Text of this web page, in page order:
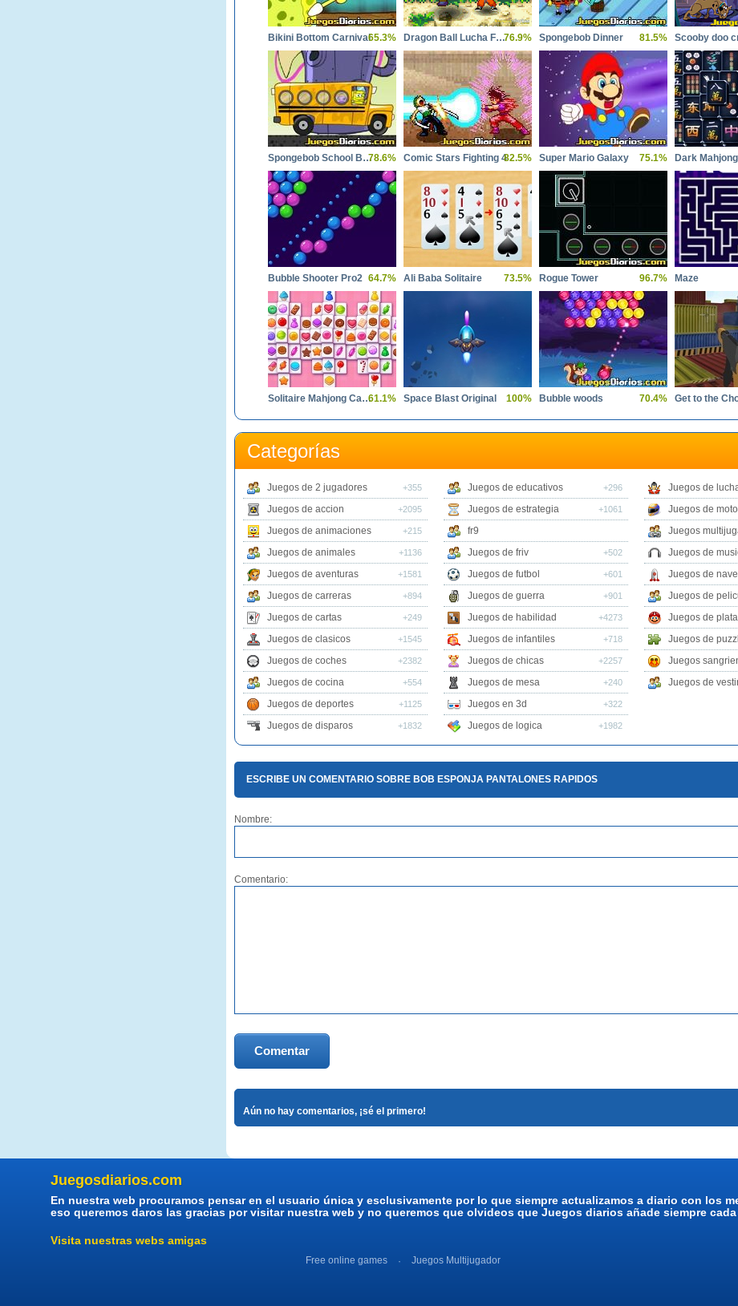
Bikini Bottom Carnival65.3% Dragon Ball Lucha Feroz 276.9% Spongebob Dinner 81.5%
Spongebob School Bus78.6% Comic Stars Fighting 482.5% Super Mario Galaxy 75.1% Dark
Bubble Shooter Pro2 64.7% Ali Baba Solitaire 73.5% Rogue Tower 96.7% Maze
Solitaire Mahjong Candy61.1% Space Blast Original 100% Bubble woods 70.4% Get to the
Categorías
Juegos de 2 jugadores +355
Juegos de accion +2095
Juegos de animaciones +215
Juegos de animales +1136
Juegos de aventuras +1581
Juegos de carreras +894
Juegos de cartas +249
Juegos de clasicos +1545
Juegos de coches +2382
Juegos de cocina +554
Juegos de deportes +1125
Juegos de disparos +1832
Juegos de educativos +296
Juegos de estrategia +1061
fr9
Juegos de friv
+502
Juegos de futbol +601
Juegos de guerra +901
Juegos de habilidad +4273
Juegos de infantiles +718
Juegos de chicas +2257
Juegos de mesa +240
Juegos en 3d +322
Juegos de logica +1982
Juegos de
Juegos de
Juegos
Juegos de
Juegos de
Juegos de
Juegos de
Juegos de
Juegos
Juegos de
ESCRIBE UN COMENTARIO SOBRE BOB ESPONJA PANTALONES RAPIDOS
Nombre:
Comentario:
Comentar
Aún no hay comentarios, ¡sé el primero!
Juegosdiarios.com
En nuestra web procuramos pensar en el usuario única y esclusivamente por lo que siempre actualizamos a diario con los
eso queremos daros las gracias por visitar nuestra web y no queremos que olvideos que Juegos diarios añade siempre
Visita nuestras webs amigas
Free online games Juegos Multijugador